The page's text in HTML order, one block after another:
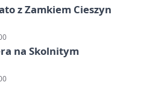
z Zamkiem Cieszyn
na Skolnitym